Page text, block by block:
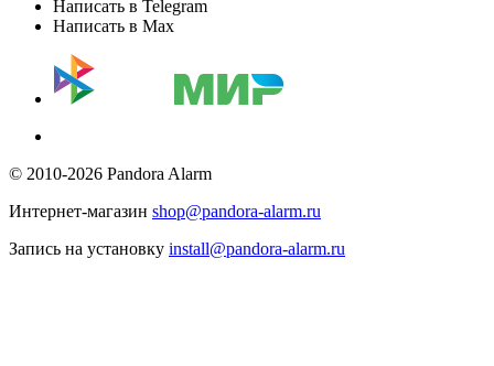
Написать в Telegram
Написать в Max
© 2010-2026 Pandora Alarm
Интернет-магазин shop@pandora-alarm.ru
Запись на установку install@pandora-alarm.ru